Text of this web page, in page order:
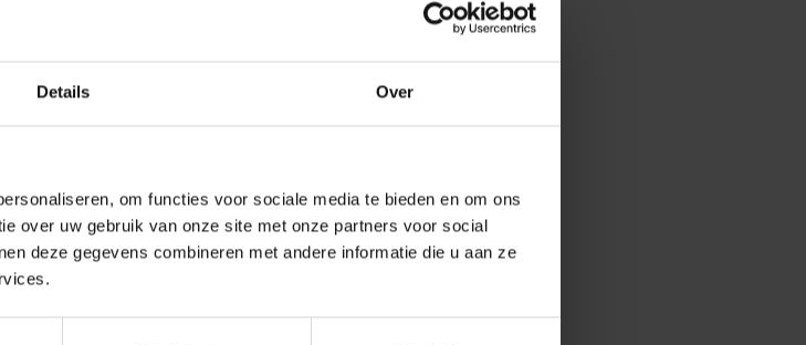
Details Over
om functies voor sociale media te bieden en om ons
over uw gebruik van onze site met onze partners voor social
deze gegevens combineren met andere informatie die u aan ze